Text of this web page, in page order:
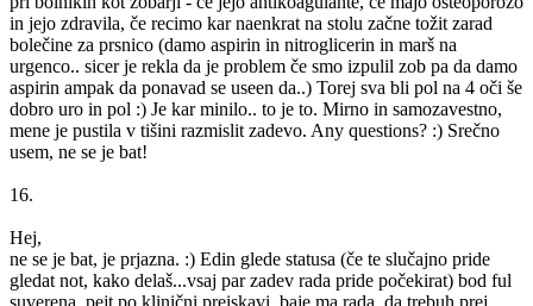
in jejo zdravila, če recimo kar naenkrat na stolu začne tožit zarad
bolečine za prsnico (damo aspirin in nitroglicerin in marš na
urgenco.. sicer je rekla da je problem če smo izpulil zob pa da damo
aspirin ampak da ponavad se useen da..) Torej sva bli pol na 4 oči še
dobro uro in pol :) Je kar minilo.. to je to. Mirno in samozavestno,
mene je pustila v tišini razmislit zadevo. Any questions? :) Srečno
usem, ne se je bat!
16.
Hej,
ne se je bat, je prjazna. :) Edin glede statusa (če te slučajno pride
gledat not, kako delaš...vsaj par zadev rada pride počekirat) bod ful
suverena, pejt po klinični preiskavi, baje ma rada, da trebuh prej